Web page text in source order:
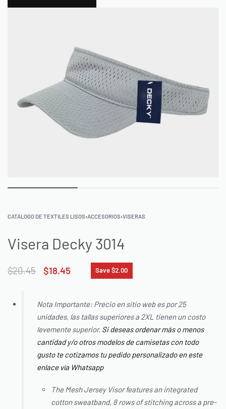
CATÁLOGO DE TEXTILES LISOS›ACCESORIOS›VISERAS
Visera Decky 3014
$20.45 $18.45 Save $2.00
Nota Importante: Precio en sitio web es por 25
unidades, las tallas superiores a 2XL tienen un costo
levemente superior. Si deseas ordenar más o menos
cantidad y/o otros modelos de camisetas con todo
gusto te cotizamos tu pedido personalizado en este
enlace vía Whatsapp
The Mesh Jersey Visor features an integrated
cotton sweatband, 8 rows of stitching across a pre-